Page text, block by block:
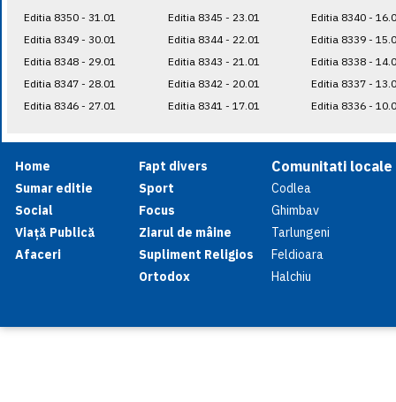
Editia 8350 - 31.01
Editia 8349 - 30.01
Editia 8348 - 29.01
Editia 8347 - 28.01
Editia 8346 - 27.01
Editia 8345 - 23.01
Editia 8344 - 22.01
Editia 8343 - 21.01
Editia 8342 - 20.01
Editia 8341 - 17.01
Editia 8340 -
Editia 8339 -
Editia 8338 -
Editia 8337 -
Editia 8336 -
Home
Sumar editie
Social
Viață Publică
Afaceri
Fapt divers
Sport
Focus
Ziarul de mâine
Supliment Religios
Ortodox
Comunitati locale
Codlea
Ghimbav
Tarlungeni
Feldioara
Halchiu